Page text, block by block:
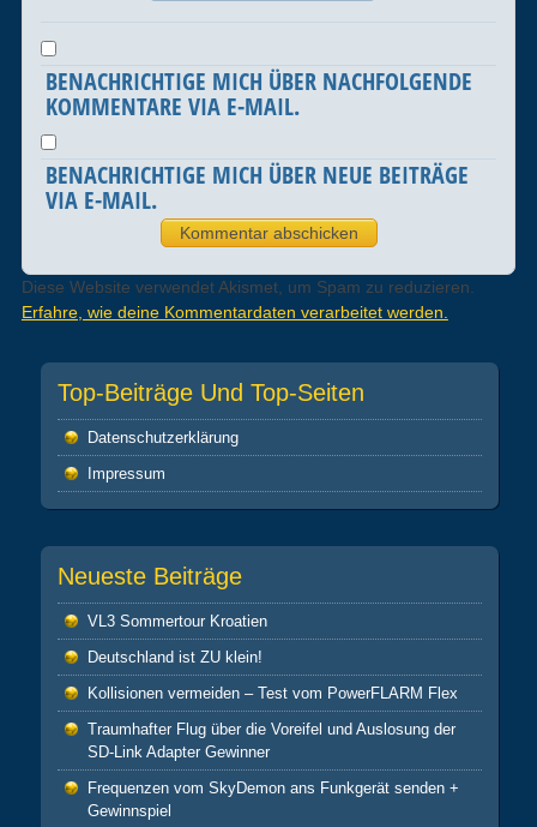
BENACHRICHTIGE MICH ÜBER NACHFOLGENDE
KOMMENTARE VIA E-MAIL.
BENACHRICHTIGE MICH ÜBER NEUE BEITRÄGE
VIA E-MAIL.
Diese Website verwendet Akismet, um Spam zu reduzieren.
Erfahre, wie deine Kommentardaten verarbeitet werden.
Top-Beiträge Und Top-Seiten
Datenschutz­erklärung
Impressum
Neueste Beiträge
VL3 Sommertour Kroatien
Deutschland ist ZU klein!
Kollisionen vermeiden – Test vom PowerFLARM Flex
Traumhafter Flug über die Voreifel und Auslosung der
SD-Link Adapter Gewinner
Frequenzen vom SkyDemon ans Funkgerät senden +
Gewinnspiel